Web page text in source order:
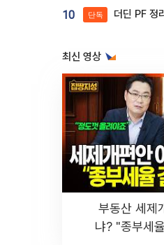
10 단독 더딘 PF 정리 돌파구
최신 영상
부동산 세제
냐? "종부세